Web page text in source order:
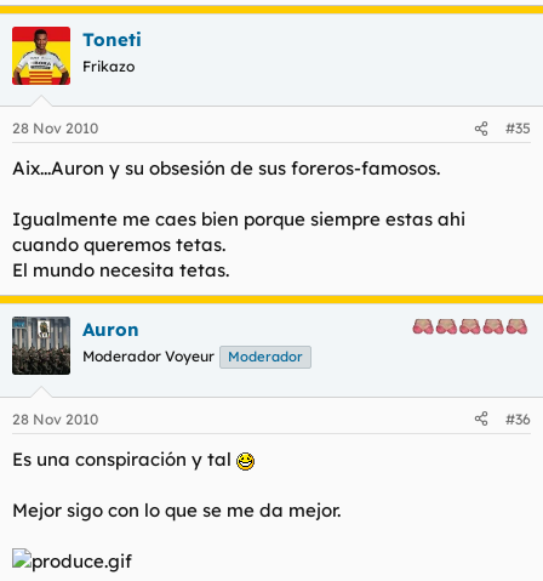
Toneti
Frikazo
28 Nov 2010 #35
Aix...Auron y su obsesión de sus foreros-famosos.
Igualmente me caes bien porque siempre estas ahi
cuando queremos tetas.
El mundo necesita tetas.
Auron
Moderador Voyeur Moderador
28 Nov 2010 #36
Es una conspiración y tal
Mejor sigo con lo que se me da mejor.